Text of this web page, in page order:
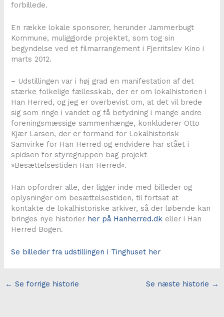
forbillede.
En række lokale sponsorer, herunder Jammerbugt
Kommune, muliggjorde projektet, som tog sin
begyndelse ved et filmarrangement i Fjerritslev Kino i
marts 2012.
– Udstillingen var i høj grad en manifestation af det
stærke folkelige fællesskab, der er om lokalhistorien i
Han Herred, og jeg er overbevist om, at det vil brede
sig som ringe i vandet og få betydning i mange andre
foreningsmæssige sammenhænge, konkluderer Otto
Kjær Larsen, der er formand for Lokalhistorisk
Samvirke for Han Herred og endvidere har stået i
spidsen for styregruppen bag projekt
»Besættelsestiden Han Herred«.
Han opfordrer alle, der ligger inde med billeder og
oplysninger om besættelsestiden, til fortsat at
kontakte de lokalhistoriske arkiver, så der løbende kan
bringes nye historier her på Hanherred.dk eller i Han
Herred Bogen.
Se billeder fra udstillingen i Tinghuset her
← Se forrige historie Se næste historie →